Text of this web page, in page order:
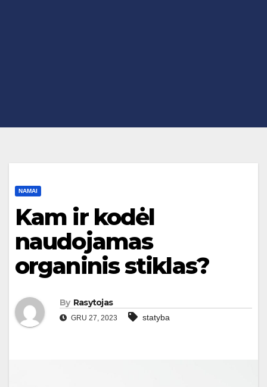
NAMAI
Kam ir kodėl
naudojamas
organinis stiklas?
By Rasytojas
GRU 27, 2023 statyba